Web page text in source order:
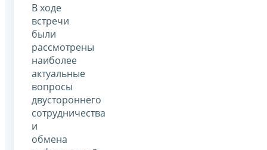
В ходе
встречи
были
рассмотрены
наиболее
актуальные
вопросы
двустороннего
сотрудничества
и
обмена